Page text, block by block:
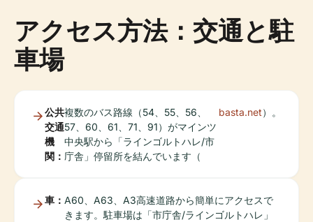
アクセス方法：交通と駐
車場
公共
交通
機
関：
複数のバス路線（54、55、56、
57、60、61、71、91）がマインツ
中央駅から「ラインゴルトハレ/市
庁舎」停留所を結んでいます（
basta.net）。
車： A60、A63、A3高速道路から簡単にアクセスで
きます。駐車場は「市庁舎/ラインゴルトハレ」